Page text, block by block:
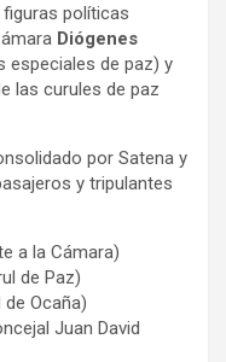
políticas
Diógenes
especiales de paz) y
las curules de paz
por Satena y
y tripulantes
a la Cámara)
de Paz)
Ocaña)
Juan David